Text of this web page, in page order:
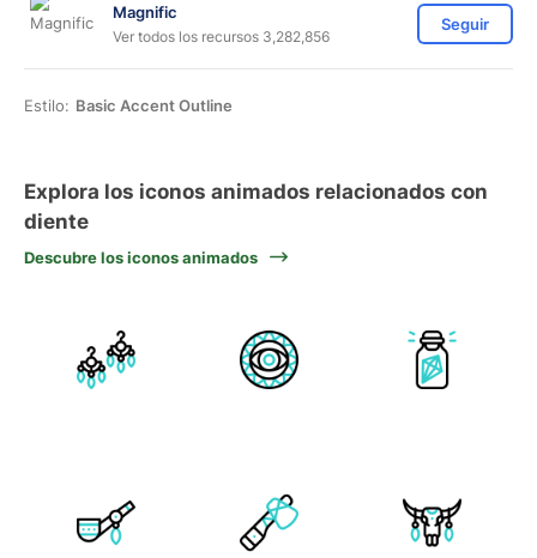
Magnific
Ver todos los recursos 3,282,856
Seguir
Estilo: Basic Accent Outline
Explora los iconos animados relacionados con
diente
Descubre los iconos animados